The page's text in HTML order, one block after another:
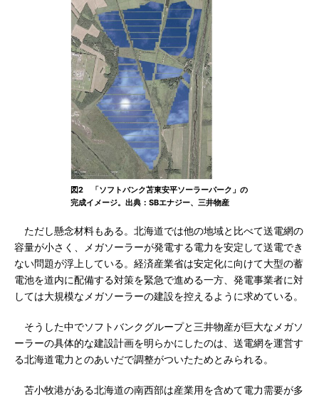
図2 「ソフトバンク苫東安平ソーラーパーク」の
完成イメージ。出典：SBエナジー、三井物産
ただし懸念材料もある。北海道では他の地域と比べて送電網の
容量が小さく、メガソーラーが発電する電力を安定して送電でき
ない問題が浮上している。経済産業省は安定化に向けて大型の蓄
電池を道内に配備する対策を緊急で進める一方、発電事業者に対
しては大規模なメガソーラーの建設を控えるように求めている。
そうした中でソフトバンクグループと三井物産が巨大なメガソ
ーラーの具体的な建設計画を明らかにしたのは、送電網を運営す
る北海道電力とのあいだで調整がついたためとみられる。
苫小牧港がある北海道の南西部は産業用を含めて電力需要が多